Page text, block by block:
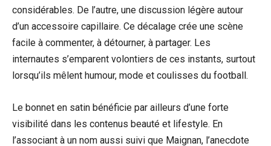
considérables. De l’autre, une discussion légère autour
d’un accessoire capillaire. Ce décalage crée une scène
facile à commenter, à détourner, à partager. Les
internautes s’emparent volontiers de ces instants, surtout
lorsqu’ils mêlent humour, mode et coulisses du football.
Le bonnet en satin bénéficie par ailleurs d’une forte
visibilité dans les contenus beauté et lifestyle. En
l’associant à un nom aussi suivi que Maignan, l’anecdote